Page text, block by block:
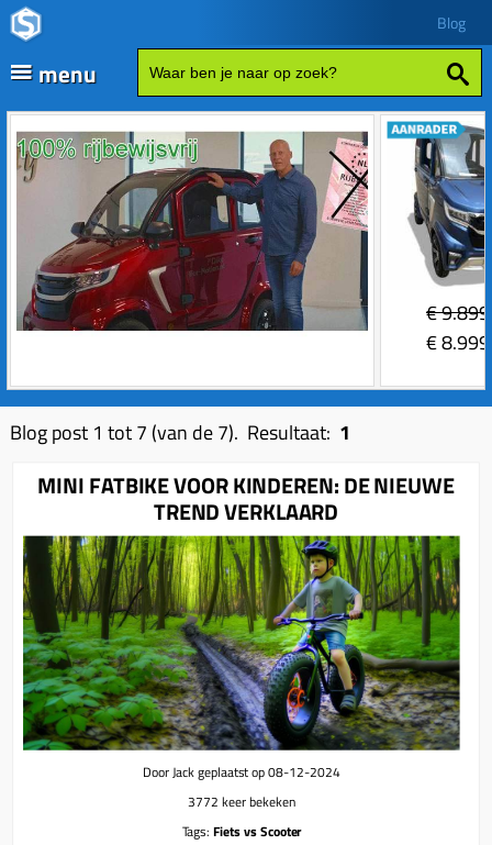
Blog
menu
Fatbikes
Scooter kopen
Zip
Sales
Elektrische delen
Achterlicht
Bobine
Bougie 4-takt
Bougies (kap)
CDI
Claxon
Kabelboom
Knipperlicht
Koplamp
Motordelen
Achter tandwielen
Cilinders (delen)
Cilinders kits
Cilinder koppen
Cilinder los
Drukveer
Ketting
Koppeling (delen)
Koppeling greep
Koppeling handel
Frame delen
Achterremkabel
Balhoofd (delen)
Benzine (delen)
Contactsloten
Digitale km-tellers
Dashboard
Gashendel
Accessoires
Achterdragers
Achterdragers opklapbaar
Achterdragers koffer
Kettingslot ART 3
Kettingslot ART 4
Beenkleden
Beugelslot
€
€
Blog post 1 tot 7 (van de 7). Resultaat: 1
MINI FATBIKE VOOR KINDEREN: DE NIEUWE
TREND VERKLAARD
Door Jack geplaatst op 08-12-2024
3772 keer bekeken
Tags:Fiets vs Scooter